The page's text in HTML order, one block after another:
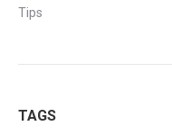
Tips
TAGS